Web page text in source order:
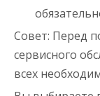
Совет: Перед
сервисного
всех